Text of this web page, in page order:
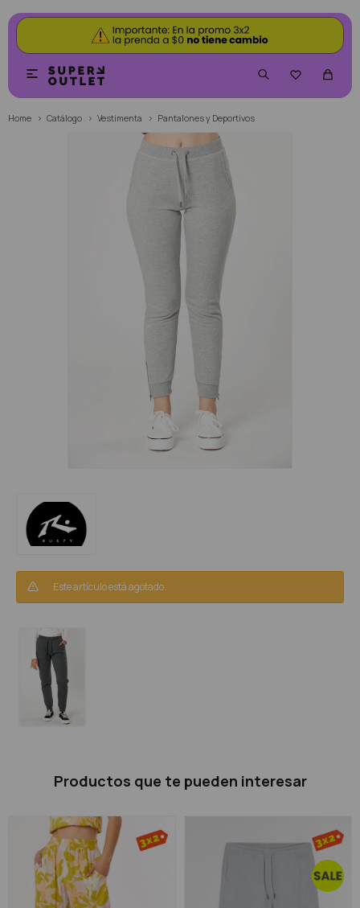


Home Catálogo Vestimenta Pantalones y Deportivos
Este artículo está agotado.
Productos que te pueden interesar